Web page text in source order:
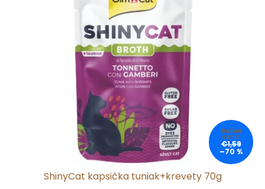
€1,59
–70 %
ShinyCat kapsička tuniak+krevety 70g